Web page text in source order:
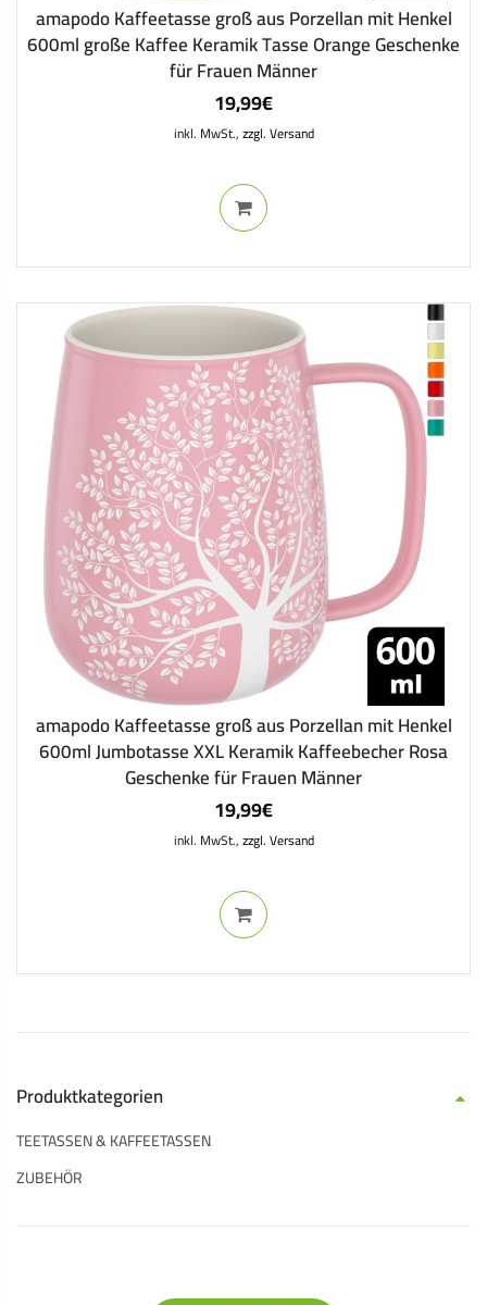
amapodo Kaffeetasse groß aus Porzellan mit Henkel
600ml große Kaffee Keramik Tasse Orange Geschenke
für Frauen Männer
19,99€
inkl. MwSt.,zzgl. Versand
amapodo Kaffeetasse groß aus Porzellan mit Henkel
600ml Jumbotasse XXL Keramik Kaffeebecher Rosa
Geschenke für Frauen Männer
19,99€
inkl. MwSt.,zzgl. Versand
Produktkategorien
TEETASSEN & KAFFEETASSEN
ZUBEHÖR